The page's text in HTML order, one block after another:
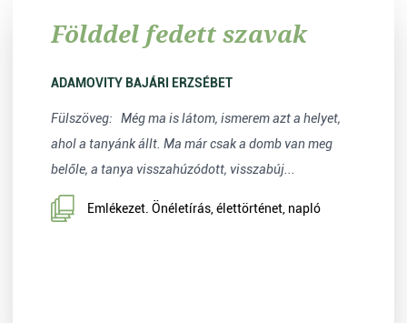
Földdel fedett szavak
ADAMOVITY BAJÁRI ERZSÉBET
Fülszöveg: Még ma is látom, ismerem azt a helyet,
ahol a tanyánk állt. Ma már csak a domb van meg
belőle, a tanya visszahúzódott, visszabúj...
Emlékezet. Önéletírás, élettörténet, napló